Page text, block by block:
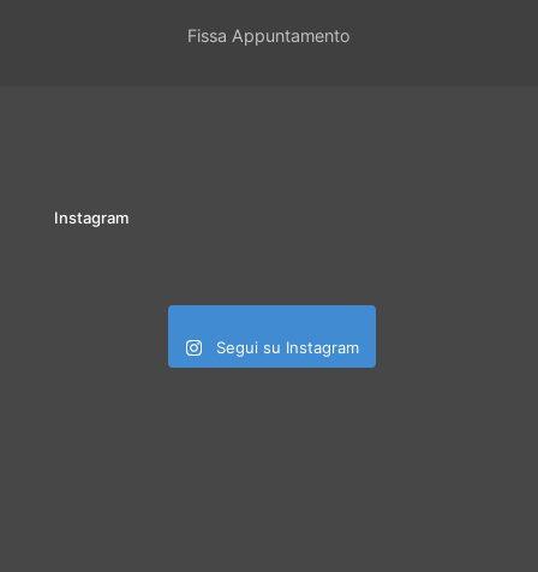
Fissa Appuntamento
Instagram
Segui su Instagram